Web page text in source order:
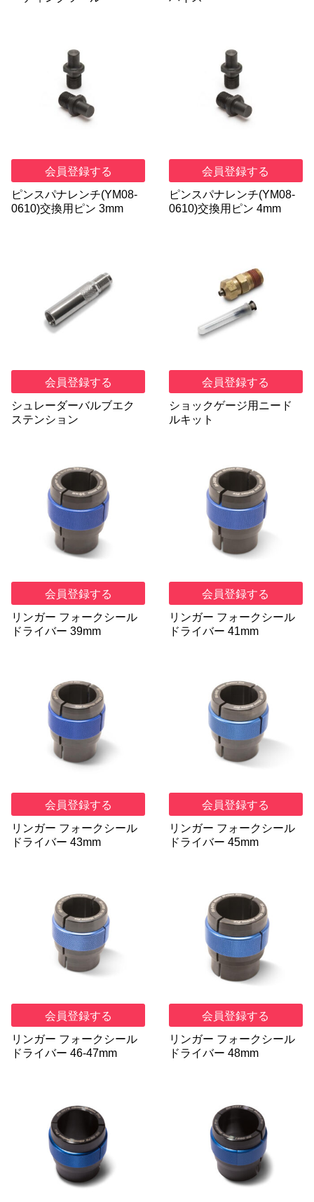
会員登録する
ピンスパナレンチ(YM08-
0610)交換用ピン 3mm
会員登録する
ピンスパナレンチ(YM08-
0610)交換用ピン 4mm
会員登録する
シュレーダーバルブエク
ステンション
会員登録する
ショックゲージ用ニード
ルキット
会員登録する
リンガー フォークシール
ドライバー 39mm
会員登録する
リンガー フォークシール
ドライバー 41mm
会員登録する
リンガー フォークシール
ドライバー 43mm
会員登録する
リンガー フォークシール
ドライバー 45mm
会員登録する
リンガー フォークシール
ドライバー 46-47mm
会員登録する
リンガー フォークシール
ドライバー 48mm